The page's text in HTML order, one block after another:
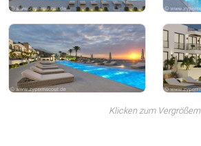
Klicken zum Vergrößern